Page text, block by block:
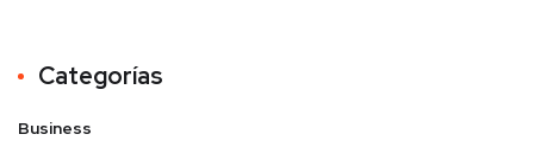
Categorías
Business